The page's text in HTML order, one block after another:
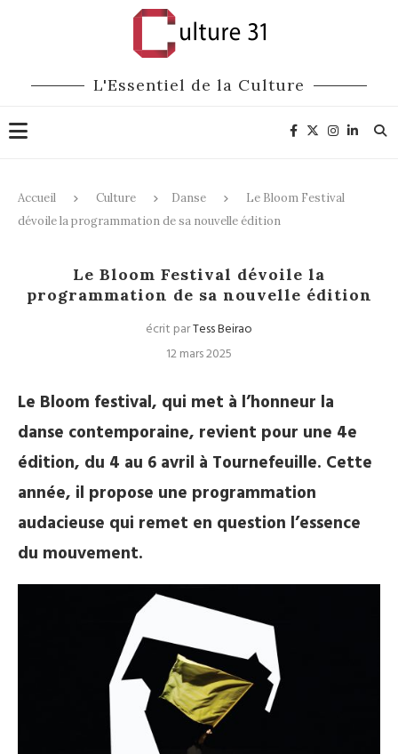
L'Essentiel de la Culture
Accueil Culture Danse
Le Bloom Festival
dévoile la programmation de sa nouvelle édition
Le Bloom Festival dévoile la
programmation de sa nouvelle édition
écrit parTess Beirao
12 mars 2025
Le Bloom festival, qui met à l’honneur la
danse contemporaine, revient pour une 4e
édition, du 4 au 6 avril à Tournefeuille. Cette
année, il propose une programmation
audacieuse qui remet en question l’essence
du mouvement.